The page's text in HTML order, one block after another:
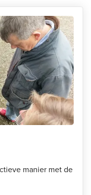
manier met de